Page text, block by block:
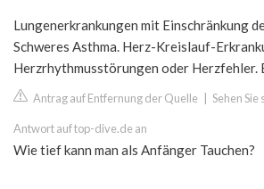
Lungenerkrankungen mit Einschränkung
Schweres Asthma. Herz-Kreislauf-
Herzrhythmusstörungen oder Herzfehler.
Antrag auf Entfernung der Quelle Sehen
Antwort auf top-dive.de an
Wie tief kann man als Anfänger Tauchen?